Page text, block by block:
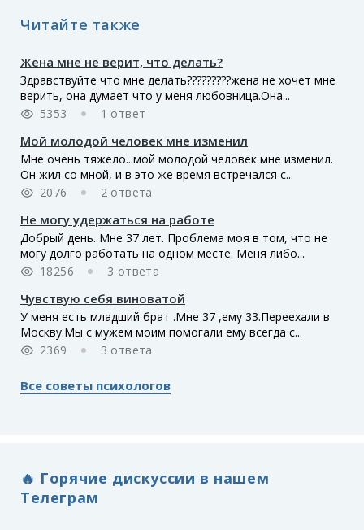
Читайте также
Жена мне не верит, что делать?
Здравствуйте что мне делать?????????жена не хочет мне
верить, она думает что у меня любовница.Она...
5353
1 ответ
Мой молодой человек мне изменил
Мне очень тяжело...мой молодой человек мне изменил.
Он жил со мной, и в это же время встречался с...
2076
2 ответа
Не могу удержаться на работе
Добрый день. Мне 37 лет. Проблема моя в том, что не
могу долго работать на одном месте. Меня либо...
18256
3 ответа
Чувствую себя виноватой
У меня есть младший брат .Мне 37 ,ему 33.Переехали в
Москву.Мы с мужем моим помогали ему всегда с...
2369
3 ответа
Все советы психологов
🔥 Горячие дискуссии в нашем
Телеграм